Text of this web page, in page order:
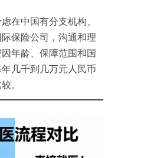
在中国有分支机构、
保险公司，沟通和理
年龄、保障范围和国
几千到几万元人民币
。